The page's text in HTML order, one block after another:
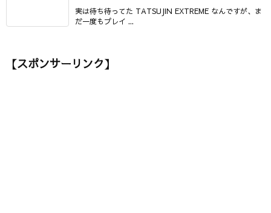
実は待ち待ってた TATSUJIN EXTREME なんですが、ま
だ一度もプレイ ...
【スポンサーリンク】